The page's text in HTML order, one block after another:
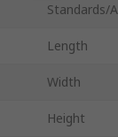
Standards/
Length
Width
Height